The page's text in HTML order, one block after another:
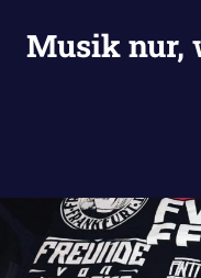
InhaltMusik nur,